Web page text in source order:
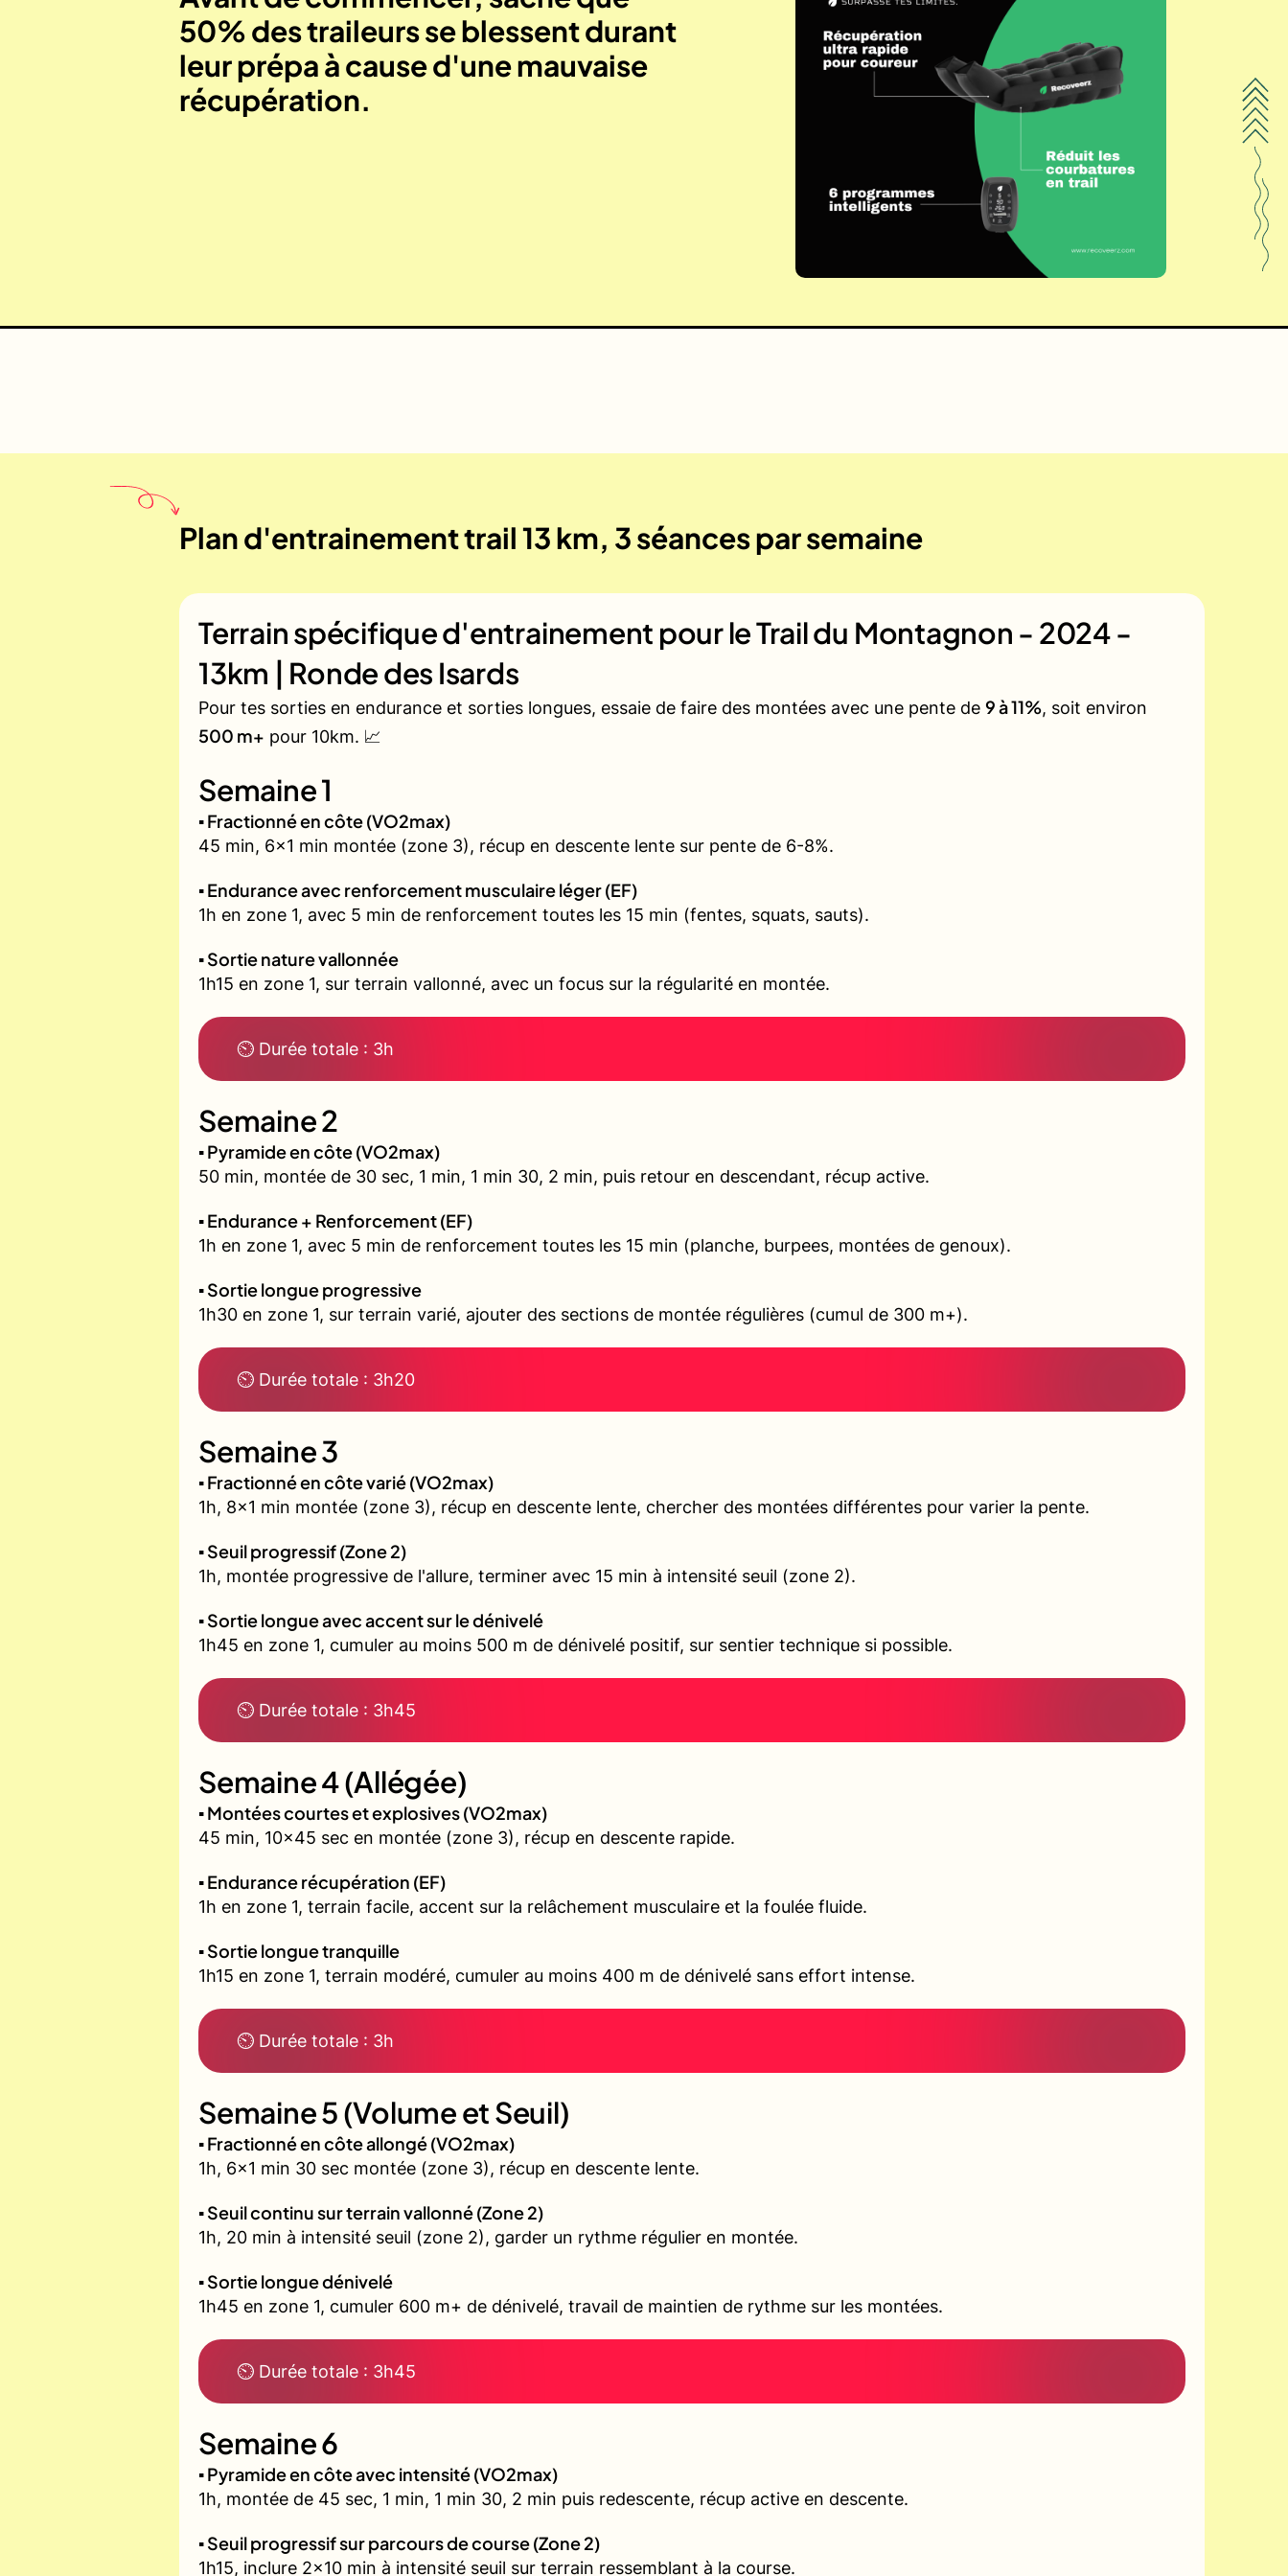
50% des traileurs se blessent durant
leur prépa à cause d'une mauvaise
récupération.
Plan d'entrainement trail 13 km, 3 séances par semaine
Terrain spécifique d'entrainement pour leTrail du Montagnon - 2024 -
13km | Ronde des Isards
Pour tes sorties en endurance et sorties longues, essaie de faire des montées avec une pente de 9 à 11%, soit environ
500 m+ pour 10km. 📈
Semaine 1
▪️ Fractionné en côte (VO2max)
45 min, 6x1 min montée (zone 3), récup en descente lente sur pente de 6-8%.
▪️ Endurance avec renforcement musculaire léger (EF)
1h en zone 1, avec 5 min de renforcement toutes les 15 min (fentes, squats, sauts).
▪️ Sortie nature vallonnée
1h15 en zone 1, sur terrain vallonné, avec un focus sur la régularité en montée.
⏲ Durée totale : 3h
Semaine 2
▪️ Pyramide en côte (VO2max)
50 min, montée de 30 sec, 1 min, 1 min 30, 2 min, puis retour en descendant, récup active.
▪️ Endurance + Renforcement (EF)
1h en zone 1, avec 5 min de renforcement toutes les 15 min (planche, burpees, montées de genoux).
▪️ Sortie longue progressive
1h30 en zone 1, sur terrain varié, ajouter des sections de montée régulières (cumul de 300 m+).
⏲ Durée totale : 3h20
Semaine 3
▪️ Fractionné en côte varié (VO2max)
1h, 8x1 min montée (zone 3), récup en descente lente, chercher des montées différentes pour varier la pente.
▪️ Seuil progressif (Zone 2)
1h, montée progressive de l'allure, terminer avec 15 min à intensité seuil (zone 2).
▪️ Sortie longue avec accent sur le dénivelé
1h45 en zone 1, cumuler au moins 500 m de dénivelé positif, sur sentier technique si possible.
⏲ Durée totale : 3h45
Semaine 4 (Allégée)
▪️ Montées courtes et explosives (VO2max)
45 min, 10x45 sec en montée (zone 3), récup en descente rapide.
▪️ Endurance récupération (EF)
1h en zone 1, terrain facile, accent sur la relâchement musculaire et la foulée fluide.
▪️ Sortie longue tranquille
1h15 en zone 1, terrain modéré, cumuler au moins 400 m de dénivelé sans effort intense.
⏲ Durée totale : 3h
Semaine 5 (Volume et Seuil)
▪️ Fractionné en côte allongé (VO2max)
1h, 6x1 min 30 sec montée (zone 3), récup en descente lente.
▪️ Seuil continu sur terrain vallonné (Zone 2)
1h, 20 min à intensité seuil (zone 2), garder un rythme régulier en montée.
▪️ Sortie longue dénivelé
1h45 en zone 1, cumuler 600 m+ de dénivelé, travail de maintien de rythme sur les montées.
⏲ Durée totale : 3h45
Semaine 6
▪️ Pyramide en côte avec intensité (VO2max)
1h, montée de 45 sec, 1 min, 1 min 30, 2 min puis redescente, récup active en descente.
▪️ Seuil progressif sur parcours de course (Zone 2)
1h15, inclure 2x10 min à intensité seuil sur terrain ressemblant à la course.